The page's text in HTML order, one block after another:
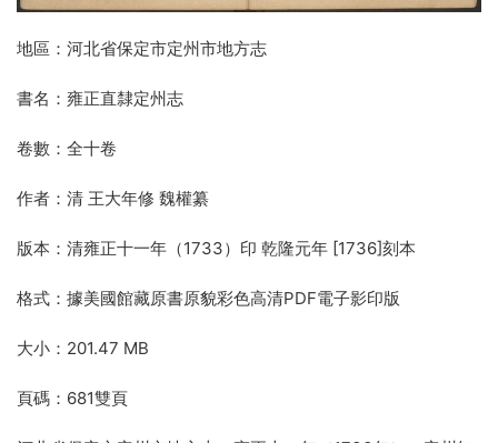
地區：河北省保定市定州市地方志
書名：雍正直隸定州志
卷數：全十卷
作者：清 王大年修 魏權纂
版本：清雍正十一年（1733）印 乾隆元年 [1736]刻本
格式：據美國館藏原書原貌彩色高清PDF電子影印版
大小：201.47 MB
頁碼：681雙頁